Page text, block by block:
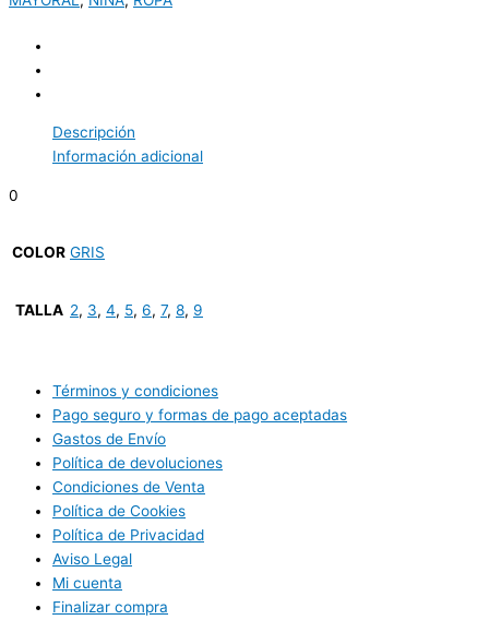
Descripción
Información adicional
0
COLOR GRIS
TALLA 2, 3, 4, 5, 6, 7, 8, 9
Términos y condiciones
Pago seguro y formas de pago aceptadas
Gastos de Envío
Política de devoluciones
Condiciones de Venta
Política de Cookies
Política de Privacidad
Aviso Legal
Mi cuenta
Finalizar compra